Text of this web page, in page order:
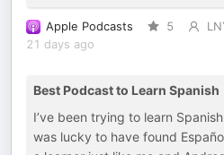
Apple Podcasts 5
21 days ago
Best Podcast to Learn Spanish
I’ve been trying to learn
was lucky to have found